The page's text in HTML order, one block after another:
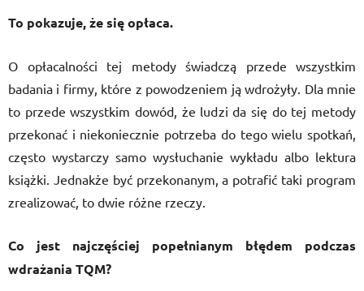
To pokazuje, że się opłaca.
O opłacalności tej metody świadczą przede wszystkim
badania i firmy, które z powodzeniem ją wdrożyły. Dla mnie
to przede wszystkim dowód, że ludzi da się do tej metody
przekonać i niekoniecznie potrzeba do tego wielu spotkań,
często wystarczy samo wysłuchanie wykładu albo lektura
książki. Jednakże być przekonanym, a potrafić taki program
zrealizować, to dwie różne rzeczy.
Co jest najczęściej popełnianym błędem podczas
wdrażania TQM?